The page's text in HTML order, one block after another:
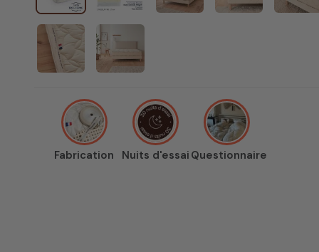
Fabrication Nuits d'essai Questionnaire